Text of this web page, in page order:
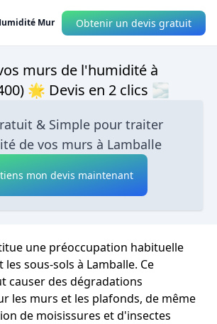
Mur Obtenir un devis gratuit
murs de l'humidité à
🌟 Devis en 2 clics 🌫
& Simple pour traiter
de vos murs à Lamballe
mon devis maintenant
une préoccupation habituelle
les sous-sols à Lamballe. Ce
causer des dégradations
les murs et les plafonds, de même
de moisissures et d'insectes